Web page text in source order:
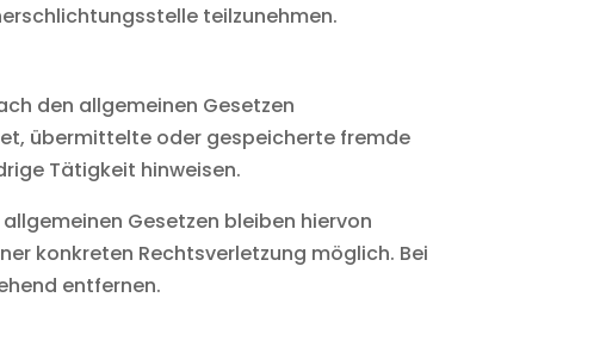
teilzunehmen.
den allgemeinen Gesetzen
übermittelte oder gespeicherte fremde
Tätigkeit hinweisen.
Gesetzen bleiben hiervon
konkreten Rechtsverletzung möglich. Bei
entfernen.